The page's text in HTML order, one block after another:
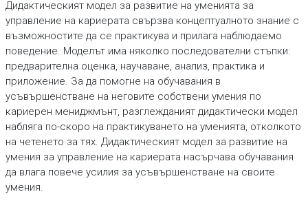
Дидактическият модел за развитие на уменията за
управление на кариерата свързва концептуалното знание с
възможностите да се практикува и прилага наблюдаемо
поведение. Моделът има няколко последователни стъпки:
предварителна оценка, научаване, анализ, практика и
приложение. За да помогне на обучавания в
усъвършенстване на неговите собствени умения по
кариерен мениджмънт, разглежданият дидактически модел
набляга по-скоро на практикуването на уменията, отколкото
на четенето за тях. Дидактическият модел за развитие на
умения за управление на кариерата насърчава обучавания
да влага повече усилия за усъвършенстване на своите
умения.